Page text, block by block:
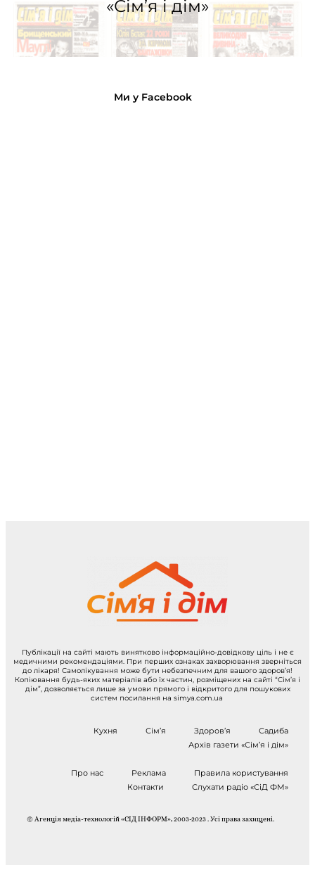
«Сім’я і дім»
Ми у Facebook
Публікації на сайті мають винятково інформаційно-довідкову ціль і не є
медичними рекомендаціями. При перших ознаках захворювання зверніться
до лікаря! Самолікування може бути небезпечним для вашого здоров’я!
Копіювання будь-яких матеріалів або їх частин, розміщених на сайті “Сім’я і
дім”, дозволяється лише за умови прямого і відкритого для пошукових
систем посилання на simya.com.ua
Кухня Сім’я Здоров’я
Садиба
Архів газети «Сім’я і дім»
Про нас Реклама
Правила користування
Контакти
Слухати радіо «СіД ФМ»
© Агенція медіа-технологій «СІД ІНФОРМ», 2003-2023 . Усі права захищені.